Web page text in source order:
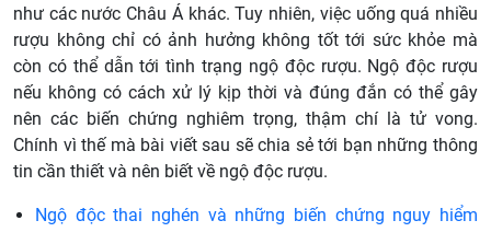
như các nước Châu Á khác. Tuy nhiên, việc uống quá nhiều
rượu không chỉ có ảnh hưởng không tốt tới sức khỏe mà
còn có thể dẫn tới tình trạng ngộ độc rượu. Ngộ độc rượu
nếu không có cách xử lý kịp thời và đúng đắn có thể gây
nên các biến chứng nghiêm trọng, thậm chí là tử vong.
Chính vì thế mà bài viết sau sẽ chia sẻ tới bạn những thông
tin cần thiết và nên biết về ngộ độc rượu.
Ngộ độc thai nghén và những biến chứng nguy hiểm